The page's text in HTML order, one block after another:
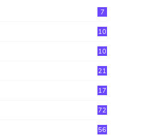
7
10
10
21
17
72
56